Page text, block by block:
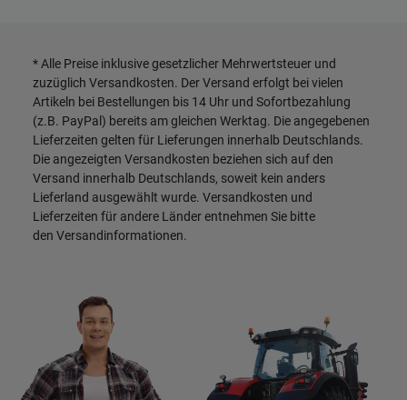
* Alle Preise inklusive gesetzlicher Mehrwertsteuer und
zuzüglich Versandkosten. Der Versand erfolgt bei vielen
Artikeln bei Bestellungen bis 14 Uhr und Sofortbezahlung
(z.B. PayPal) bereits am gleichen Werktag. Die angegebenen
Lieferzeiten gelten für Lieferungen innerhalb Deutschlands.
Die angezeigten Versandkosten beziehen sich auf den
Versand innerhalb Deutschlands, soweit kein anders
Lieferland ausgewählt wurde. Versandkosten und
Lieferzeiten für andere Länder entnehmen Sie bitte
den Versandinformationen.